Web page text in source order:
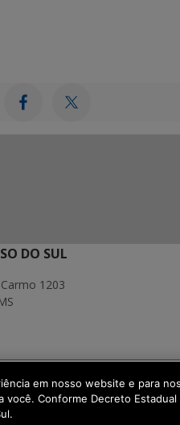
DO SUL
1203
de Transformação Digital
em nosso website e para
Conforme Decreto